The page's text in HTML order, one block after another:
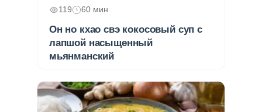
119 60 мин
Он но кхао свэ кокосовый суп с
лапшой насыщенный
мьянманский